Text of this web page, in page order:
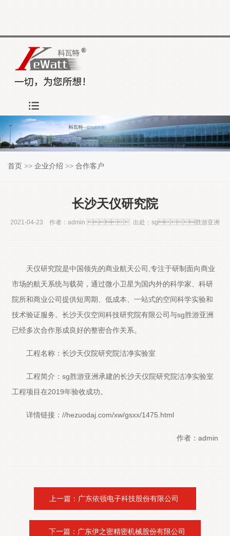
首页 >> 企业介绍 >> 合作客户
长沙天仪研究院
2021-04-23 作者：admin  出处：sg胜游亚洲
天仪研究院是中国领先的商业航天公司,专注于研制面向商业
市场的航天系统与载荷，通过微小卫星为国内外的科学家、科研
院所和商业公司提供短周期、低成本、一站式的空间科学实验和
技术验证服务。长沙天仪空间科技研究院有限公司与sg胜游亚洲
已经多次合作形成良好的整密合作关系。
工程名称：长沙天仪院研究院洁净实验室
工程简介：sg胜游亚洲承建的长沙天仪院研究院洁净实验室
工程项目在2019年验收成功。
详情链接：//hezuodaj.com/xw/gsxx/1475.html
作者：admin
上一篇：广东依顿电子科技股份有限公司 
  下一篇：广东伊之密精密机械股份有限公司